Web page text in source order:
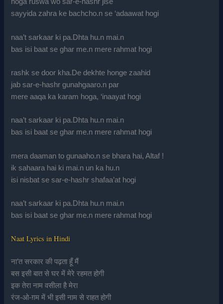
hoga ruswa wo sar-e-hashr jise
sayyida zahra ke bachcho.n se ‘adaawat hogi
naa’t sarkaar ki pa.Dhta hu.n mai.n
bas isi baat se ghar me.n mere rahmat hogi
rashk se door kha.De dekhte honge zaahid
jab sar-e-hashr gunahgaaro.n par
mere aaqa ka karam hoga, ‘inaayat hogi
naa’t sarkaar ki pa.Dhta hu.n mai.n
bas isi baat se ghar me.n mere rahmat hogi
mera daaman to gunaaho.n se bhara hai, Altaf !
ik sahaara hai ki mai.n un ka hu.n
isi nisbat se sar-e-hashr shafaa’at hogi
naa’t sarkaar ki pa.Dhta hu.n mai.n
bas isi baat se ghar me.n mere rahmat hogi
Naat Lyrics in Hindi
ना’त सरकार की पढ़ता हूँ मैं
बस इसी बात से घर में मेरे रहमत होगी
इक तेरा नाम वसीला है मेरा
रंज-ओ-ग़म में भी इसी नाम से राहत होगी